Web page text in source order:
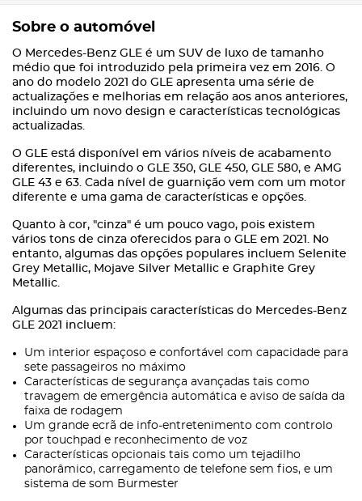
Sobre o automóvel
O Mercedes-Benz GLE é um SUV de luxo de tamanho
médio que foi introduzido pela primeira vez em 2016. O
ano do modelo 2021 do GLE apresenta uma série de
actualizações e melhorias em relação aos anos anteriores,
incluindo um novo design e características tecnológicas
actualizadas.
O GLE está disponível em vários níveis de acabamento
diferentes, incluindo o GLE 350, GLE 450, GLE 580, e AMG
GLE 43 e 63. Cada nível de guarnição vem com um motor
diferente e uma gama de características e opções.
Quanto à cor, "cinza" é um pouco vago, pois existem
vários tons de cinza oferecidos para o GLE em 2021. No
entanto, algumas das opções populares incluem Selenite
Grey Metallic, Mojave Silver Metallic e Graphite Grey
Metallic.
Algumas das principais características do Mercedes-Benz
GLE 2021 incluem:
Um interior espaçoso e confortável com capacidade para
sete passageiros no máximo
Características de segurança avançadas tais como
travagem de emergência automática e aviso de saída da
faixa de rodagem
Um grande ecrã de info-entretenimento com controlo
por touchpad e reconhecimento de voz
Características opcionais tais como um tejadilho
panorâmico, carregamento de telefone sem fios, e um
sistema de som Burmester